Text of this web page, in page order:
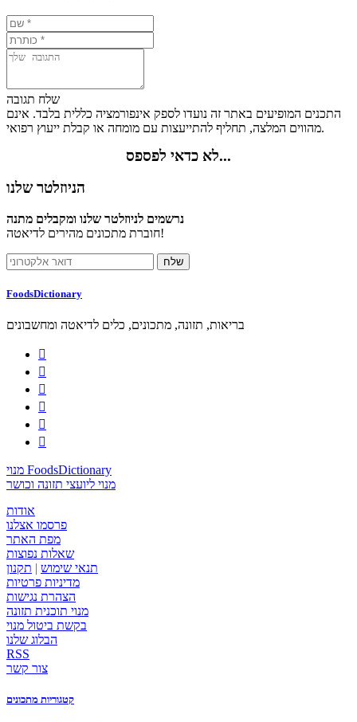
שלח תגובה
התכנים המופיעים באתר זה נועדו לספק אינפורמציה כללית בלבד. אינם
מהווים המלצה, תחליף להתייעצות עם מומחה או קבלת ייעוץ רפואי.
לא כדאי לפספס...
הניוזלטר שלנו
נרשמים לניוזלטר שלנו ומקבלים מתנה
חוברת מתכונים מהירים לדיאטה!
FoodsDictionary
בריאות, תזונה, מתכונים, כלים לדיאטה ומחשבונים






מנוי FoodsDictionary
מנוי ליועצי תזונה וכושר
אודות
פרסמו אצלנו
מפת האתר
שאלות נפוצות
תנאי שימוש | תקנון
מדיניות פרטיות
הצהרת נגישות
מנוי תוכנית תזונה
בקשת ביטול מנוי
הבלוג שלנו
RSS
צור קשר
קטגוריות מתכונים